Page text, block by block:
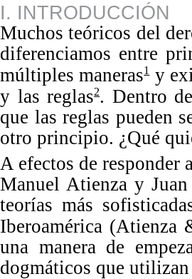
I. INTRODUCCIÓN
Muchos teóricos del
diferenciamos entre
múltiples maneras1y
y las reglas2. Dentro
que las reglas pueden
otro principio. ¿Qué
A efectos de responder
Manuel Atienza y
teorías más
Iberoamérica (Atienza
una manera de
dogmáticos que utilizan